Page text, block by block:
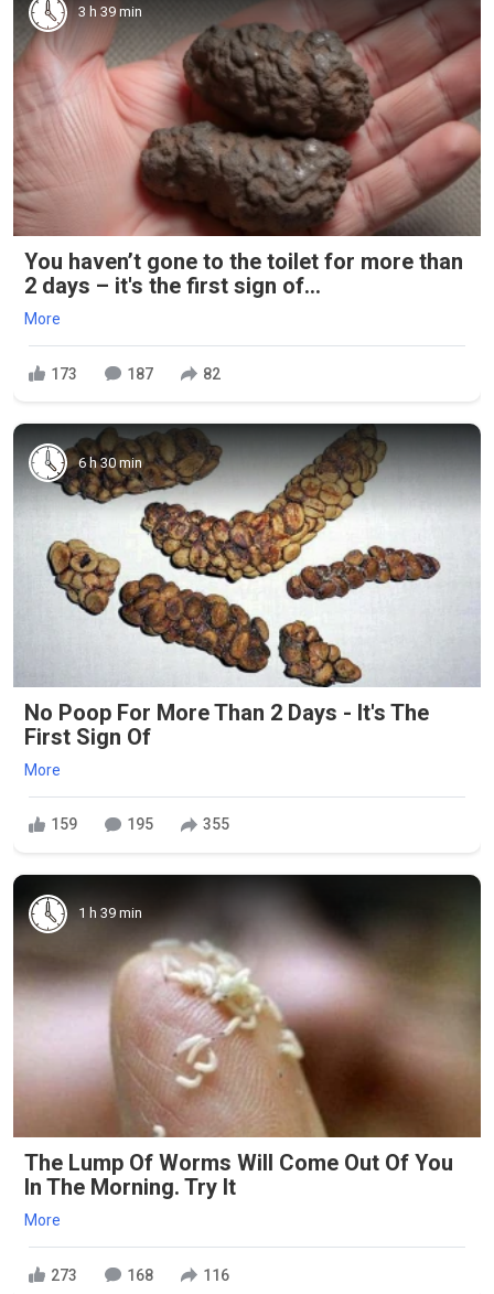
3 h 39 min
You haven’t gone to the toilet for more than
2 days – it's the first sign of...
More
173 187 82
6 h 30 min
No Poop For More Than 2 Days - It's The
First Sign Of
More
159 195 355
1 h 39 min
The Lump Of Worms Will Come Out Of You
In The Morning. Try It
More
273 168 116